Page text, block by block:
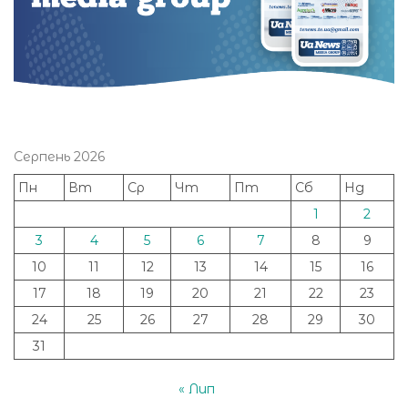
Серпень 2026
Пн
Вт Ср Чт Пт Сб
Нд
1
2
3
4 5 6 7 8
9
10
11 12 13 14 15
16
17
18 19 20 21 22
23
24
25 26 27 28 29
30
31
« Лип